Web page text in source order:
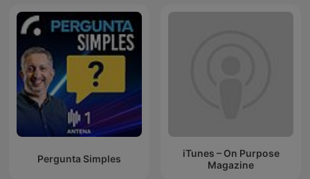
Pergunta Simples
iTunes – On Purpose
Magazine